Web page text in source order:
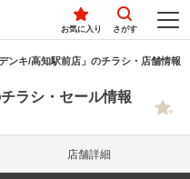
お気に入り さがす
デンキ/高知駅前店」のチラシ・店舗情報
ラシ・セール情報
店舗詳細